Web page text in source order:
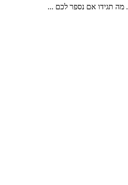
מה תגידו אם נספר לכם ...